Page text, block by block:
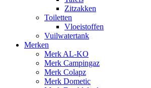
Zitzakken
Toiletten
Vloeistoffen
Vuilwatertank
Merken
Merk AL-KO
Merk Campingaz
Merk Colapz
Merk Dometic